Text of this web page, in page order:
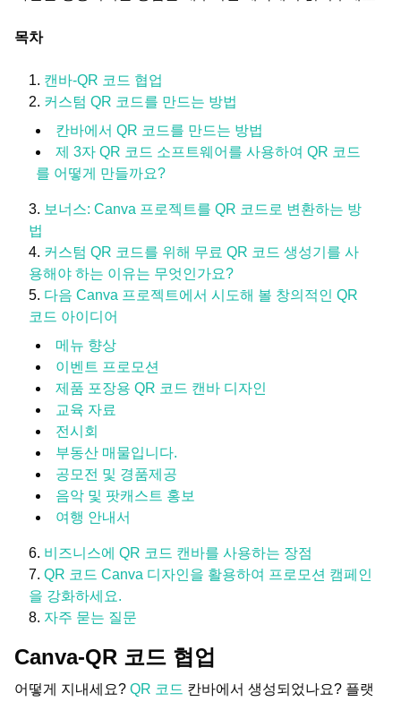
목차
캔바-QR 코드 협업
커스텀 QR 코드를 만드는 방법
칸바에서 QR 코드를 만드는 방법
제 3자 QR 코드 소프트웨어를 사용하여 QR 코드
를 어떻게 만들까요?
보너스: Canva 프로젝트를 QR 코드로 변환하는 방
법
커스텀 QR 코드를 위해 무료 QR 코드 생성기를 사
용해야 하는 이유는 무엇인가요?
다음 Canva 프로젝트에서 시도해 볼 창의적인 QR
코드 아이디어
메뉴 향상
이벤트 프로모션
제품 포장용 QR 코드 캔바 디자인
교육 자료
전시회
부동산 매물입니다.
공모전 및 경품제공
음악 및 팟캐스트 홍보
여행 안내서
비즈니스에 QR 코드 캔바를 사용하는 장점
QR 코드 Canva 디자인을 활용하여 프로모션 캠페인
을 강화하세요.
자주 묻는 질문
Canva-QR 코드 협업
어떻게 지내세요? QR 코드 칸바에서 생성되었나요? 플랫